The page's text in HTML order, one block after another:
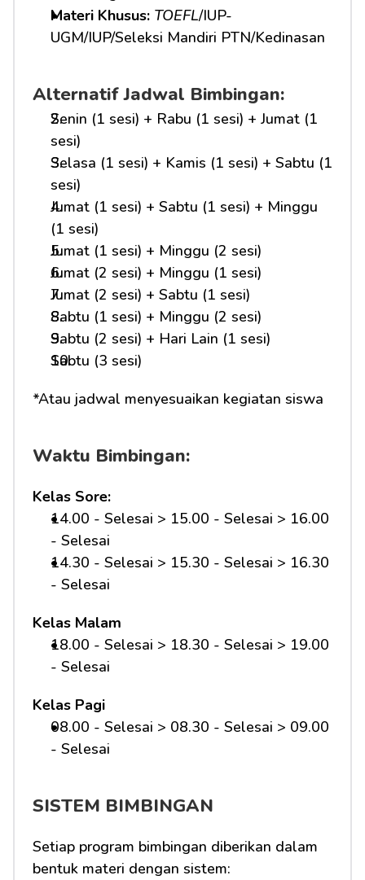
Materi Khusus: TOEFL/IUP-
UGM/IUP/Seleksi Mandiri PTN/Kedinasan
Alternatif Jadwal Bimbingan:
Senin (1 sesi) + Rabu (1 sesi) + Jumat (1
sesi)
Selasa (1 sesi) + Kamis (1 sesi) + Sabtu (1
sesi)
Jumat (1 sesi) + Sabtu (1 sesi) + Minggu
(1 sesi)
Jumat (1 sesi) + Minggu (2 sesi)
Jumat (2 sesi) + Minggu (1 sesi)
Jumat (2 sesi) + Sabtu (1 sesi)
Sabtu (1 sesi) + Minggu (2 sesi)
Sabtu (2 sesi) + Hari Lain (1 sesi)
Sabtu (3 sesi)
*Atau jadwal menyesuaikan kegiatan siswa
Waktu Bimbingan:
Kelas Sore:
14.00 - Selesai > 15.00 - Selesai > 16.00
- Selesai
14.30 - Selesai > 15.30 - Selesai > 16.30
- Selesai
Kelas Malam
18.00 - Selesai > 18.30 - Selesai > 19.00
- Selesai
Kelas Pagi
08.00 - Selesai > 08.30 - Selesai > 09.00
- Selesai
SISTEM BIMBINGAN
Setiap program bimbingan diberikan dalam
bentuk materi dengan sistem: